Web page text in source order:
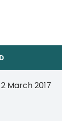
March 2017